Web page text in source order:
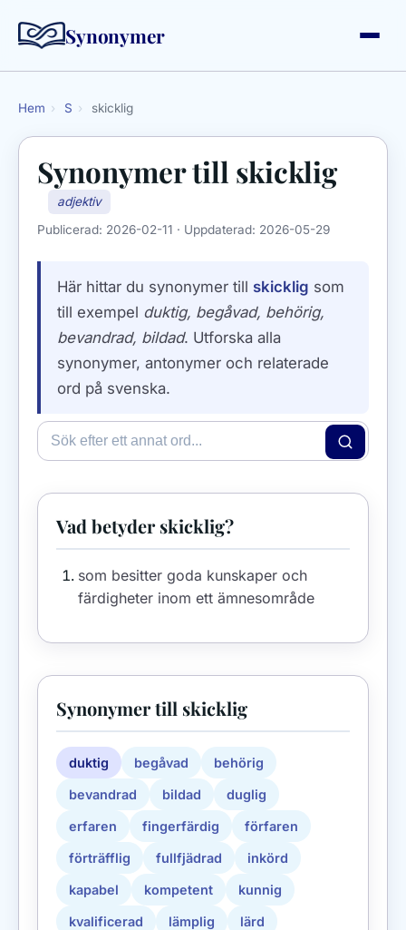
Synonymer
Hem › S › skicklig
Synonymer till skicklig
adjektiv
Publicerad: 2026-02-11 · Uppdaterad: 2026-05-29
Här hittar du synonymer till skicklig som
till exempel duktig, begåvad, behörig,
bevandrad, bildad. Utforska alla
synonymer, antonymer och relaterade
ord på svenska.
Vad betyder skicklig?
som besitter goda kunskaper och
färdigheter inom ett ämnesområde
Synonymer till skicklig
duktig begåvad behörig
bevandrad bildad duglig
erfaren fingerfärdig förfaren
förträfflig fullfjädrad inkörd
kapabel kompetent kunnig
kvalificerad lämplig lärd